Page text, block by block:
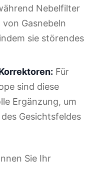
Nebelfilter
Gasnebeln
sie störendes
Für
sind diese
Ergänzung, um
Gesichtsfeldes
Sie Ihr